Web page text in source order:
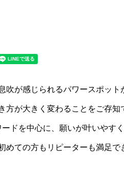
吹が感じられるパワースポッ
方が大きく変わることをご存
ードを中心に、願いが叶いやす
めての方もリピーターも満足で